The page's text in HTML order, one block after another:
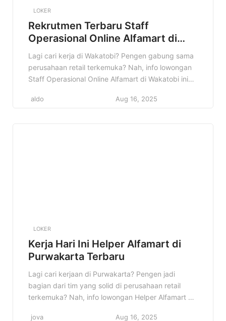
LOKER
Rekrutmen Terbaru Staff
Operasional Online Alfamart di
Wakatobi Terbaru
Lagi cari kerja di Wakatobi? Pengen gabung sama
perusahaan retail terkemuka? Nah, info lowongan
Staff Operasional Online Alfamart di Wakatobi ini
kesempatan buat kamu yang punya semangat
aldo Aug 16, 2025
LOKER
Kerja Hari Ini Helper Alfamart di
Purwakarta Terbaru
Lagi cari kerjaan di Purwakarta? Pengen jadi
bagian dari tim yang solid di perusahaan retail
terkemuka? Nah, info lowongan Helper Alfamart di
jova Aug 16, 2025